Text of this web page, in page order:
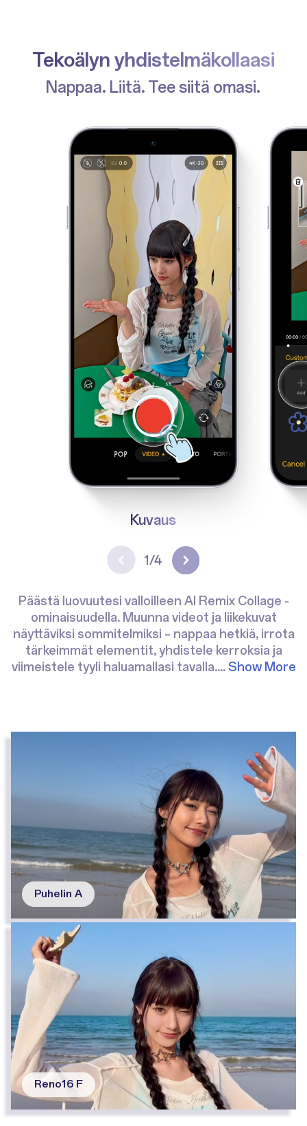
Tekoälyn yhdistelmäkollaasi
Nappaa. Liitä. Tee siitä omasi.
Kuvaus
1/4
Päästä luovuutesi valloilleen AI Remix Collage -
ominaisuudella. Muunna videot ja liikekuvat
näyttäviksi sommitelmiksi – nappaa hetkiä, irrota
tärkeimmät elementit, yhdistele kerroksia ja
viimeistele tyyli haluamallasi tavalla....Show More
Puhelin A
Reno16 F